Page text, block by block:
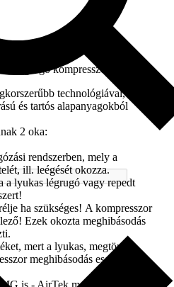
légrugó kompresszor.
technológiával,
és tartós alapanyagokból
2 oka:
rendszerben, mely a
ill. leégését okozza.
lyukas légrugó vagy repedt
ha szükséges! A kompresszor
Ezek okozta meghibásodás
mert a lyukas, megtört
meghibásodás esetén a
is - AirTek mennyiség